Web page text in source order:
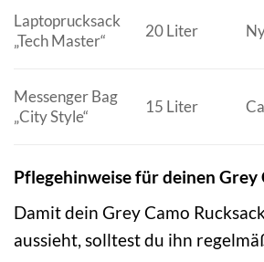
Laptoprucksack
„Tech Master“
20 Liter
Messenger Bag
„City Style“
15 Liter
Pflegehinweise für deinen Grey
Damit dein Grey Camo
aussieht, solltest du ihn